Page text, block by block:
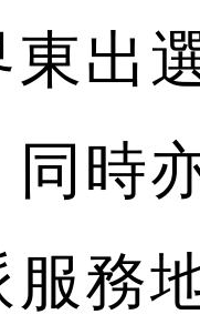
東出
同時
務